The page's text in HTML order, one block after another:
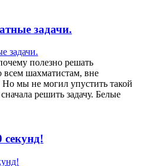
задачи.
полезно решать
всем шахматистам, вне
мы не могил упустить такой
решить задачу. Белые
секунд!